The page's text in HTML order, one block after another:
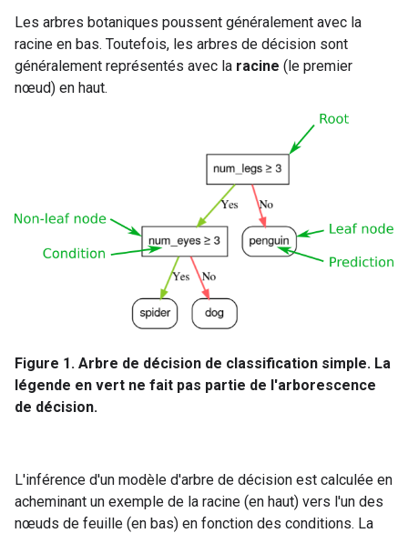
Les arbres botaniques poussent généralement avec la
racine en bas. Toutefois, les arbres de décision sont
généralement représentés avec la racine (le premier
nœud) en haut.
Figure 1. Arbre de décision de classification simple. La
légende en vert ne fait pas partie de l'arborescence
de décision.
L'inférence d'un modèle d'arbre de décision est calculée en
acheminant un exemple de la racine (en haut) vers l'un des
nœuds de feuille (en bas) en fonction des conditions. La